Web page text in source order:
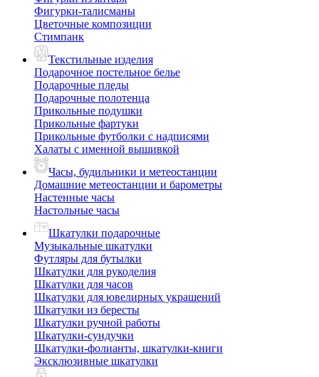
Фигурки-талисманы
Цветочные композиции
Стимпанк
Текстильные изделия
Подарочное постельное белье
Подарочные пледы
Подарочные полотенца
Прикольные подушки
Прикольные фартуки
Прикольные футболки с надписями
Халаты с именной вышивкой
Часы, будильники и метеостанции
Домашние метеостанции и барометры
Настенные часы
Настольные часы
Шкатулки подарочные
Музыкальные шкатулки
Футляры для бутылки
Шкатулки для рукоделия
Шкатулки для часов
Шкатулки для ювелирных украшений
Шкатулки из бересты
Шкатулки ручной работы
Шкатулки-сундучки
Шкатулки-фолианты, шкатулки-книги
Эксклюзивные шкатулки